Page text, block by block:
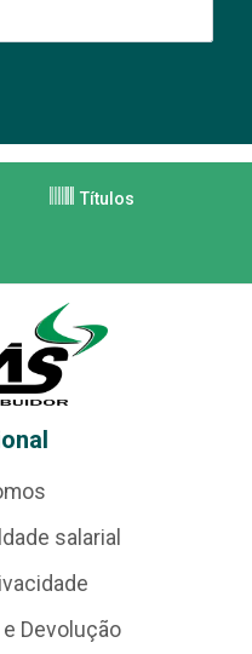
Títulos
salarial
Devolução